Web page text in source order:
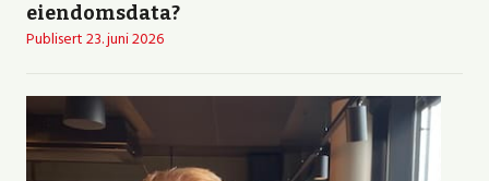
eiendomsdata?
Publisert23. juni 2026